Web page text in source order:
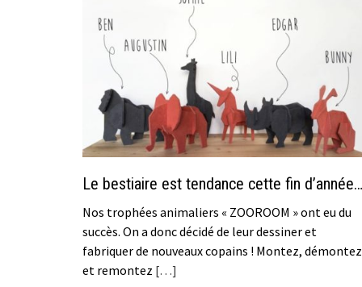
Le bestiaire est tendance cette fin d’année…
Nos trophées animaliers « ZOOROOM » ont eu du
succès. On a donc décidé de leur dessiner et
fabriquer de nouveaux copains ! Montez, démontez
et remontez […]